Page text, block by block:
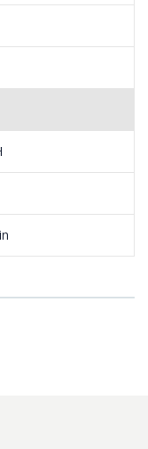
Prin indepartarea
de 0,5 mm.
poate fi curatata usor
noua